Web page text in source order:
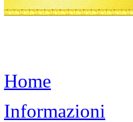
Home
Informazioni